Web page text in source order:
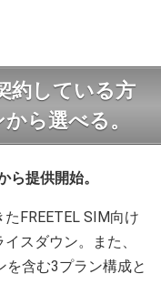
約している方
ら選べる。
ら提供開始。
FREETEL SIM向け
スダウン。また、
含む3プラン構成と